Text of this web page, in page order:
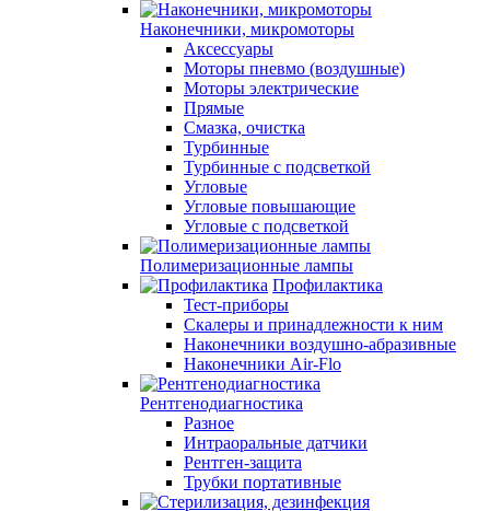
Наконечники, микромоторы
Аксессуары
Моторы пневмо (воздушные)
Моторы электрические
Прямые
Смазка, очистка
Турбинные
Турбинные с подсветкой
Угловые
Угловые повышающие
Угловые с подсветкой
Полимеризационные лампы
Профилактика
Тест-приборы
Скалеры и принадлежности к ним
Наконечники воздушно-абразивные
Наконечники Air-Flo
Рентгенодиагностика
Разное
Интраоральные датчики
Рентген-защита
Трубки портативные